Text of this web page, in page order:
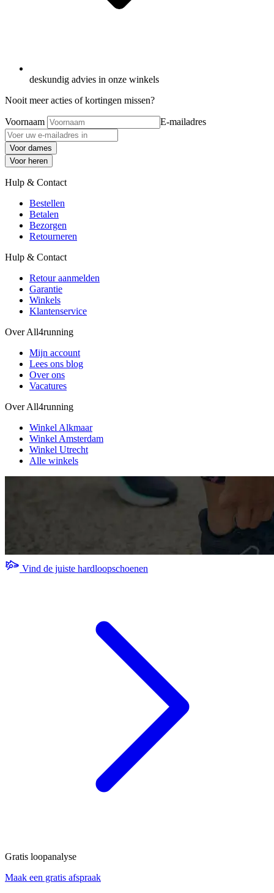
deskundig advies in onze winkels
Nooit meer acties of kortingen missen?
Voornaam E-mailadres
Voor dames
Voor heren
Hulp & Contact
Bestellen
Betalen
Bezorgen
Retourneren
Hulp & Contact
Retour aanmelden
Garantie
Winkels
Klantenservice
Over All4running
Mijn account
Lees ons blog
Over ons
Vacatures
Over All4running
Winkel Alkmaar
Winkel Amsterdam
Winkel Utrecht
Alle winkels
Vind de juiste hardloopschoenen
Gratis loopanalyse
Maak een gratis afspraak